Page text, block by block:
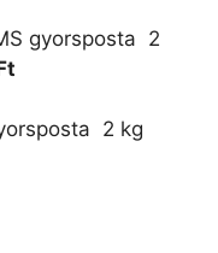
gyorsposta  2
 2 kg 